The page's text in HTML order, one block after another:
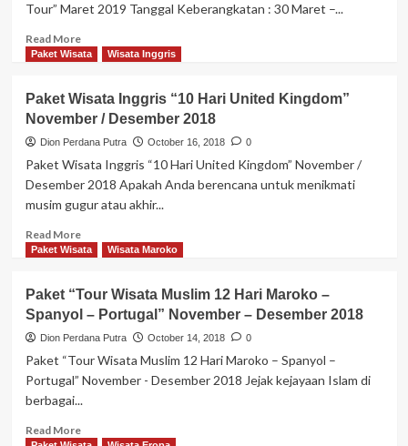
OF
(WINTER
NOVEMBER
2019
Tour” Maret 2019 Tanggal Keberangkatan : 30 Maret –...
Read MoreRead
more
Wisata
Tour
“9
Malam
Yunani
Santorini
Halal
Maret
2019
Paket Wisata Wisata Inggris
Paket Wisata Inggris “10 Hari United Kingdom”
November / Desember 2018
Dion Perdana Putra October 16, 2018 0
Paket Wisata Inggris “10 Hari United Kingdom” November /
Desember 2018 Apakah Anda berencana untuk menikmati
musim gugur atau akhir...
Read MoreRead
more
Wisata
Inggris
“10
Hari
Kingdom”
November
Desember
Paket Wisata Wisata Maroko
Paket “Tour Wisata Muslim 12 Hari Maroko –
Spanyol – Portugal” November – Desember 2018
Dion Perdana Putra October 14, 2018 0
Paket “Tour Wisata Muslim 12 Hari Maroko – Spanyol –
Portugal” November - Desember 2018 Jejak kejayaan Islam di
berbagai...
Read MoreRead